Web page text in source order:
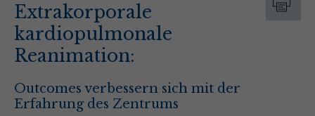
Extrakorporale
kardiopulmonale
Reanimation:
Outcomes verbessern sich mit der
Erfahrung des Zentrums